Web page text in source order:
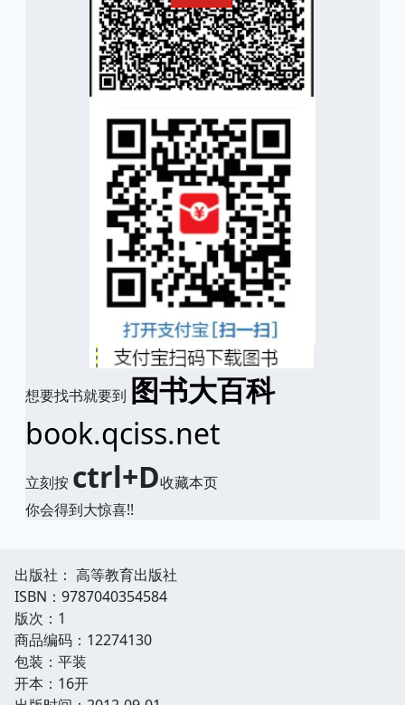
想要找书就要到 图书大百科
book.qciss.net
立刻按 ctrl+D收藏本页
你会得到大惊喜!!
出版社： 高等教育出版社
ISBN：9787040354584
版次：1
商品编码：12274130
包装：平装
开本：16开